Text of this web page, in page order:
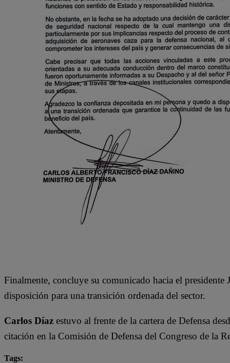
Finalmente, concluye su comunicado hacia el
disposición para una transición ordenada del sector.
Carlos Díaz estuvo al frente de la cartera de Defensa
citación en la Comisión de Defensa del Congreso de la
Tags: